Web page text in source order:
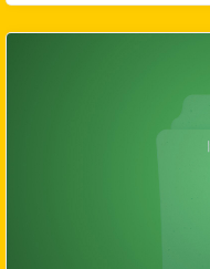
chiamato
materialista"